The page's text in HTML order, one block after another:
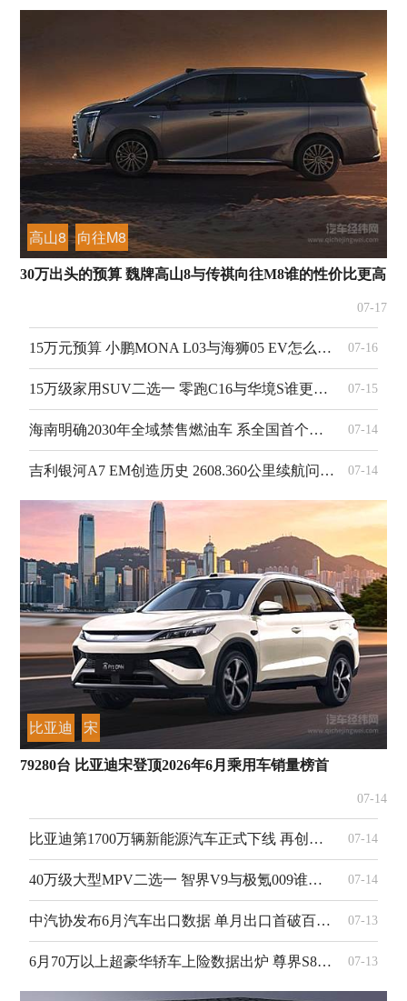
高山8 向往M8
30万出头的预算 魏牌高山8与传祺向往M8谁的性价比更高？
07-17
15万元预算 小鹏MONA L03与海狮05 EV怎么选？ 07-16
15万级家用SUV二选一 零跑C16与华境S谁更胜一筹？ 07-15
海南明确2030年全域禁售燃油车 系全国首个划定禁燃时间表省份 07-14
吉利银河A7 EM创造历史 2608.360公里续航问鼎吉尼斯世界纪录 07-14
比亚迪 宋
79280台 比亚迪宋登顶2026年6月乘用车销量榜首
07-14
比亚迪第1700万辆新能源汽车正式下线 再创全球产业新纪录 07-14
40万级大型MPV二选一 智界V9与极氪009谁更有性价比？ 07-14
中汽协发布6月汽车出口数据 单月出口首破百万辆 新能源出口暴涨1.6倍 07-13
6月70万以上超豪华轿车上险数据出炉 尊界S800登顶榜单 07-13